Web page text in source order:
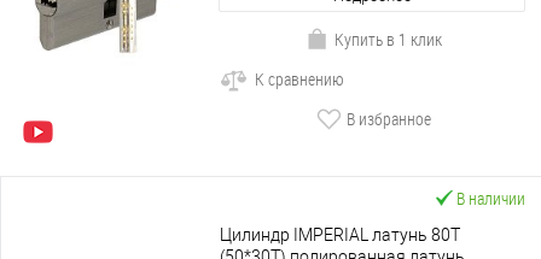
Купить в 1 клик
К сравнению
В избранное
В наличии
Цилиндр IMPERIAL латунь 80T